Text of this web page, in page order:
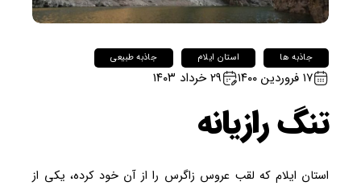
جاذبه ها استان ایلام جاذبه طبیعی
۱۷ فروردین ۱۴۰۰ ۲۹ خرداد ۱۴۰۳
تنگ رازیانه
استان ایلام که لقب عروس زاگرس را از آن خود کرده، یکی از